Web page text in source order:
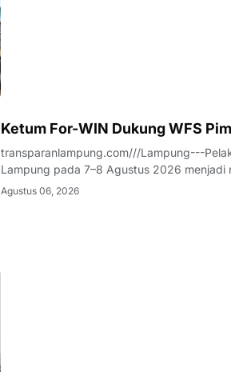
Ketum For-WIN Dukung WFS
transparanlampung.com///Lampung---
Lampung pada 7–8 Agustus 2026
organisasi kepemudaan tersebut untuk
Agustus 06, 2026